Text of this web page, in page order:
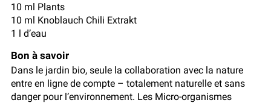
10 ml Plants
10 ml Knoblauch Chili Extrakt
1 l d’eau
Bon à savoir
Dans le jardin bio, seule la collaboration avec la nature
entre en ligne de compte – totalement naturelle et sans
danger pour l’environnement. Les Micro-organismes